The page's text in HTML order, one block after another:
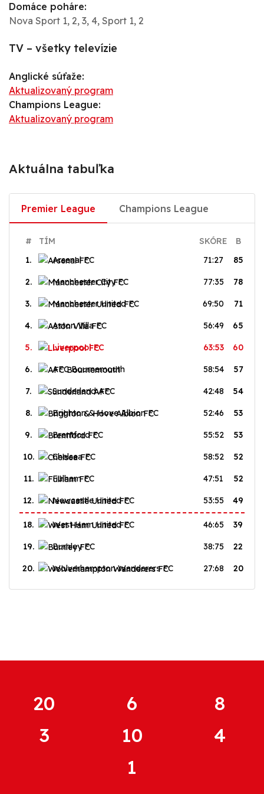
Domáce poháre:
Nova Sport 1, 2, 3, 4, Sport 1, 2
TV – všetky televízie
Anglické súťaže:
Aktualizovaný program
Champions League:
Aktualizovaný program
Aktuálna tabuľka
Premier League Champions League
# TÍM SKÓRE
B
1.
Arsenal FC 71:27 85
2. Manchester City FC 77:35 78
3. Manchester United FC 69:50 71
4. Aston Villa FC 56:49 65
5. Liverpool FC 63:53 60
6. AFC Bournemouth 58:54 57
7. Sunderland AFC 42:48 54
8. Brighton & Hove Albion FC 52:46 53
9. Brentford FC 55:52 53
10. Chelsea FC 58:52 52
11. Fulham FC 47:51 52
12. Newcastle United FC 53:55 49
18. West Ham United FC 46:65 39
19. Burnley FC 38:75 22
20. Wolverhampton Wanderers FC 27:68 20
20 6
8
3
10
4
1